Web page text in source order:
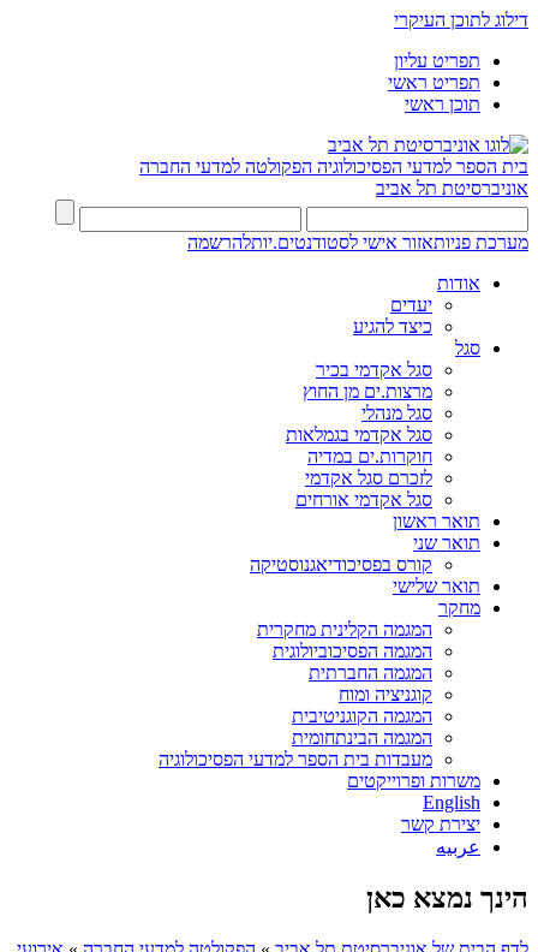
דילוג לתוכן העיקרי
תפריט עליון
תפריט ראשי
תוכן ראשי
בית הספר למדעי הפסיכולוגיה הפקולטה למדעי החברה
אוניברסיטת תל אביב
מערכת פניותאזור אישי לסטודנטים.יותלהרשמה
אודות
יעדים
כיצד להגיע
סגל
סגל אקדמי בכיר
מרצות.ים מן החוץ
סגל מנהלי
סגל אקדמי בגמלאות
חוקרות.ים במדיה
לזכרם סגל אקדמי
סגל אקדמי אורחים
תואר ראשון
תואר שני
קורס בפסיכודיאגנוסטיקה
תואר שלישי
מחקר
המגמה הקלינית מחקרית
המגמה הפסיכוביולוגית
המגמה החברתית
קוגניציה ומוח
המגמה הקוגניטיבית
המגמה הבינתחומית
מעבדות בית הספר למדעי הפסיכולוגיה
משרות ופרוייקטים
English
יצירת קשר
عربيه
הינך נמצא כאן